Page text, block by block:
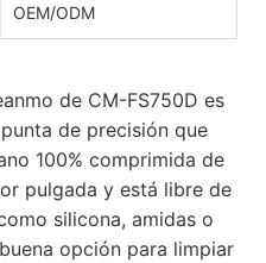
OEM/ODM
de CM-FS750D es
de precisión que
100% comprimida de
pulgada y está libre de
silicona, amidas o
opción para limpiar